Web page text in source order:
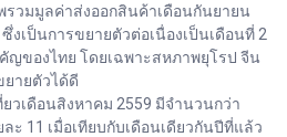
รวมมูลค่าส่งออกสินค้าเดือนกันยายน
งเป็นการขยายตัวต่อเนื่องเป็นเดือนที่ 2
ญของไทย โดยเฉพาะสหภาพยุโรป จีน
ายตัวได้ดี
ยวเดือนสิงหาคม 2559 มีจำนวนกว่า
ะ 11 เมื่อเทียบกับเดือนเดียวกันปีที่แล้ว